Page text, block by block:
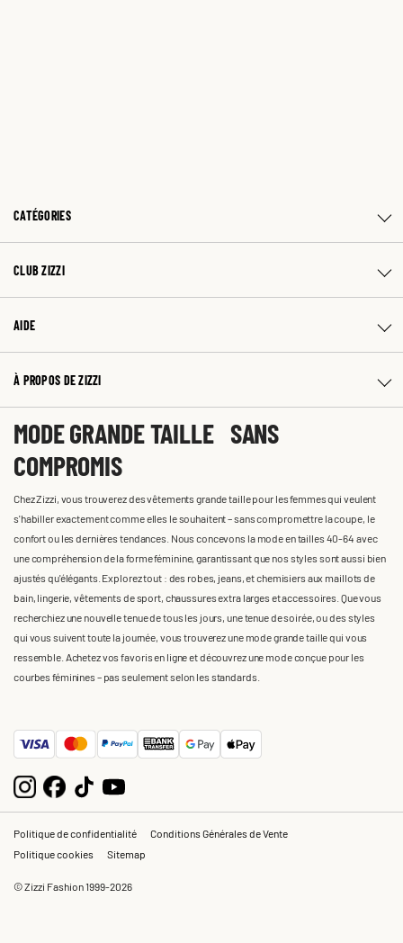
CATÉGORIES
CLUB ZIZZI
AIDE
À PROPOS DE ZIZZI
MODE GRANDE TAILLE SANS
COMPROMIS
Chez Zizzi, vous trouverez des vêtements grande taille pour les femmes qui veulent
s'habiller exactement comme elles le souhaitent – sans compromettre la coupe, le
confort ou les dernières tendances. Nous concevons la mode en tailles 40-64 avec
une compréhension de la forme féminine, garantissant que nos styles sont aussi bien
ajustés qu'élégants. Explorez tout : des robes, jeans, et chemisiers aux maillots de
bain, lingerie, vêtements de sport, chaussures extra larges et accessoires. Que vous
recherchiez une nouvelle tenue de tous les jours, une tenue de soirée, ou des styles
qui vous suivent toute la journée, vous trouverez une mode grande taille qui vous
ressemble. Achetez vos favoris en ligne et découvrez une mode conçue pour les
courbes féminines – pas seulement selon les standards.
Politique de confidentialité
Conditions Générales de Vente
Politique cookies
Sitemap
© Zizzi Fashion 1999-2026